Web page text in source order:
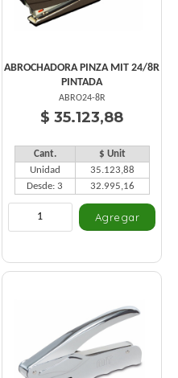
ABROCHADORA PINZA MIT 24/8R
PINTADA
ABRO24-8R
$ 35.123,88
Cant.
$ Unit
Unidad
35.123,88
Desde: 3
32.995,16